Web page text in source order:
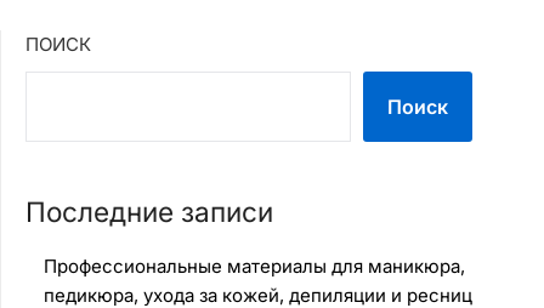
ПОИСК
Поиск
Последние записи
Профессиональные материалы для маникюра,
педикюра, ухода за кожей, депиляции и ресниц